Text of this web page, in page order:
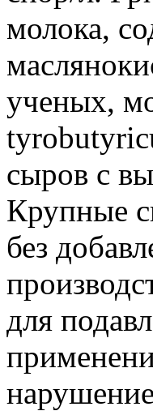
молока,
ученых,
сыров с
Крупные
без
для